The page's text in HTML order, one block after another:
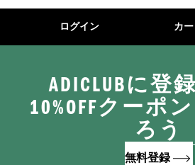
ログイン カー
ADICLUBに登
10%OFFクーポ
ろう
無料登録